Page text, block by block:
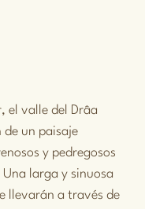
el valle del Drâa
de un paisaje
y pedregosos
larga y sinuosa
llevarán a través de